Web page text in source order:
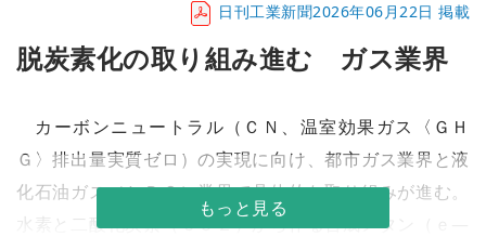
日刊工業新聞2026年06月22日 掲載
脱炭素化の取り組み進む ガス業界
カーボンニュートラル（ＣＮ、温室効果ガス〈ＧＨ
Ｇ〉排出量実質ゼロ）の実現に向け、都市ガス業界と液
化石油ガス（ＬＰＧ）業界で具体的な取り組みが進む。
水素と二酸化炭素（ＣＯ２）から作る合成メタン（ｅ—